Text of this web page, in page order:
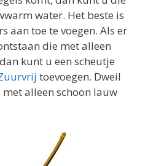
water. Het beste is
aan toe te voegen. Als er
die met alleen
kunt u een scheutje
toevoegen. Dweil
alleen schoon lauw